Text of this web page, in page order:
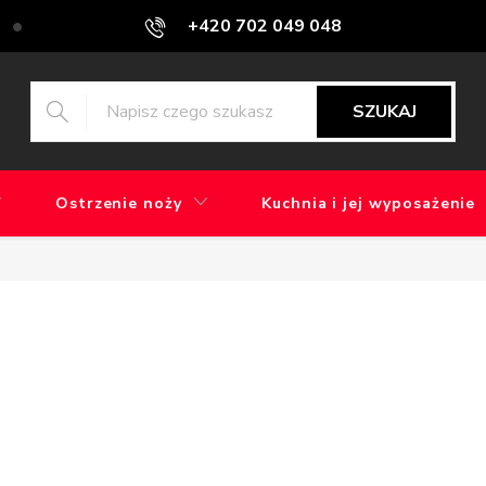
+420 702 049 048
Jaka jest różnica między szlifowaniem maszynowym a
SZUKAJ
Ostrzenie noży Kuchnia i jej wyposażenie